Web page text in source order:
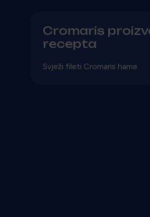
Cromaris
recepta
Svježi fileti Cromaris hame